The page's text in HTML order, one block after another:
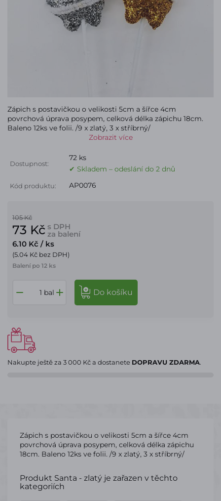
Zápich s postavičkou o velikosti 5cm a šířce 4cm
povrchová úprava posypem, celková délka zápichu 18cm.
Baleno 12ks ve folii. /9 x zlatý, 3 x stříbrný/
Zobrazit více
Dostupnost:
72 ks
✔ Skladem – odeslání do 2 dnů
Kód produktu: AP0076
105 Kč
73 Kč s DPH
za balení
6.10 Kč / ks
(5.04 Kč bez DPH)
Balení po 12 ks
bal do košíku
Nakupte ještě za 3 000 Kča dostanete DOPRAVU ZDARMA.
Zápich s postavičkou o velikosti 5cm a šířce 4cm
povrchová úprava posypem, celková délka zápichu
18cm. Baleno 12ks ve folii. /9 x zlatý, 3 x stříbrný/
Produkt Santa - zlatý je zařazen v těchto
kategoriích